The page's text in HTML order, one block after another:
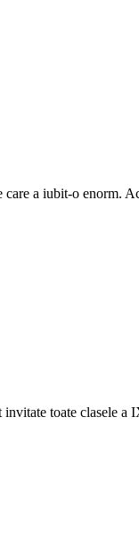
a iubit-o enorm.
toate clasele a